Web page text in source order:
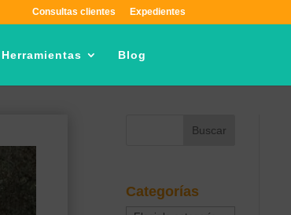
Consultas clientes Expedientes
Herramientas Blog
Categorías